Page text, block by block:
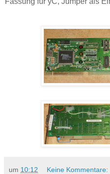
um 10:12 Keine Kommentare: